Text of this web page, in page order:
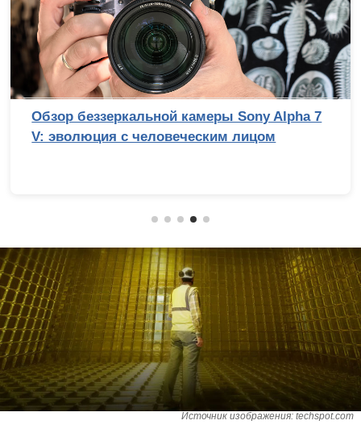
Обзор беззеркальной камеры Sony Alpha 7
V: эволюция с человеческим лицом
Источник изображения: techspot.com